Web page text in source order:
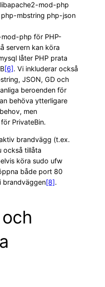
mod-php
mbstring php-json
php för PHP-
servern kan köra
låter PHP prata
[6]. Vi inkluderar också
JSON, GD och
beroenden för
behöva ytterligare
men
PrivateBin.
brandvägg (t.ex.
också tillåta
köra sudo ufw
både port 80
brandväggen[8].